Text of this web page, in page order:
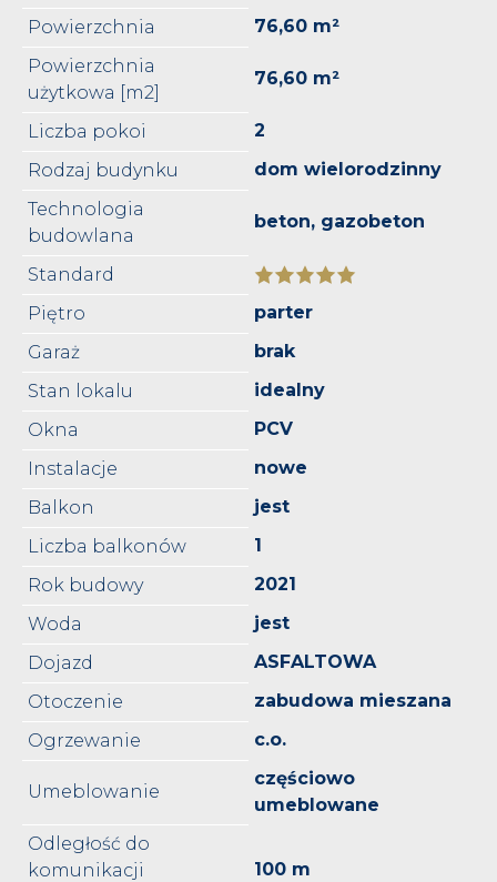
Powierzchnia
76,60 m²
Powierzchnia
użytkowa [m2]
76,60 m²
Liczba pokoi
2
Rodzaj budynku
dom wielorodzinny
Technologia
budowlana
beton, gazobeton
Standard
Piętro
parter
Garaż
brak
Stan lokalu
idealny
Okna
PCV
Instalacje
nowe
Balkon
jest
Liczba balkonów
1
Rok budowy
2021
Woda
jest
Dojazd
ASFALTOWA
Otoczenie
zabudowa mieszana
Ogrzewanie
c.o.
Umeblowanie
częściowo
umeblowane
Odległość do
komunikacji
100 m